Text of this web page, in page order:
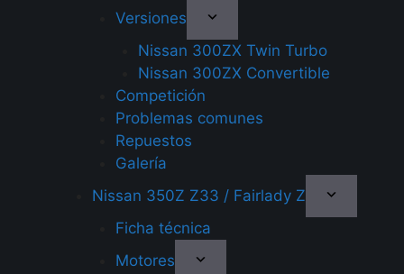
Versiones
Nissan 300ZX Twin Turbo
Nissan 300ZX Convertible
Competición
Problemas comunes
Repuestos
Galería
Nissan 350Z Z33 / Fairlady Z
Ficha técnica
Motores